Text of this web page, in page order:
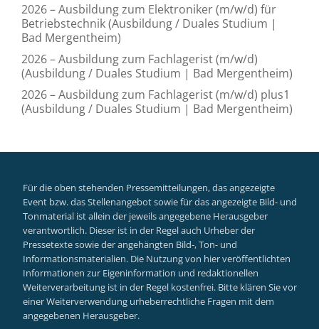
2026 – Ausbildung zum Elektroniker (m/w/d) für
Betriebstechnik (Ausbildung / Duales Studium |
Bad Mergentheim)
2026 – Ausbildung zum Fachlagerist (m/w/d)
(Ausbildung / Duales Studium | Bad Mergentheim)
2026 – Ausbildung zum Fachlagerist (m/w/d) plus1
(Ausbildung / Duales Studium | Bad Mergentheim)
Für die oben stehenden Pressemitteilungen, das angezeigte
Event bzw. das Stellenangebot sowie für das angezeigte Bild- und
Tonmaterial ist allein der jeweils angegebene Herausgeber
verantwortlich. Dieser ist in der Regel auch Urheber der
Pressetexte sowie der angehängten Bild-, Ton- und
Informationsmaterialien. Die Nutzung von hier veröffentlichten
Informationen zur Eigeninformation und redaktionellen
Weiterverarbeitung ist in der Regel kostenfrei. Bitte klären Sie vor
einer Weiterverwendung urheberrechtliche Fragen mit dem
angegebenen Herausgeber.